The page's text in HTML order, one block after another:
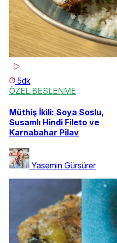
5dk
ÖZEL BESLENME
Müthiş İkili: Soya Soslu,
Susamlı Hindi Fileto ve
Karnabahar Pilav
Yasemin Gürsürer